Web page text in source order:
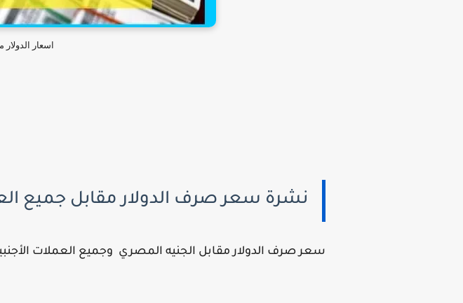
اسعار
نشرة سعر صرف الدولار مقابل جميع العملات
سعر صرف الدولار مقابل الجنيه المصري وجميع العملات